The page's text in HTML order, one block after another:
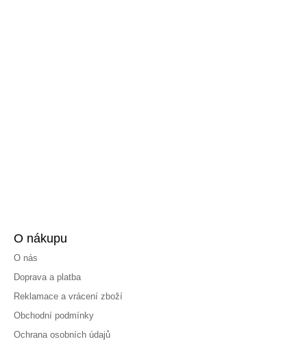
O nákupu
O nás
Doprava a platba
Reklamace a vrácení zboží
Obchodní podmínky
Ochrana osobních údajů